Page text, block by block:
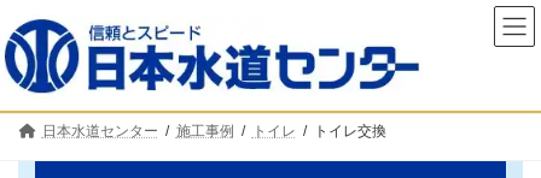
ン
テ
ン
へ
ビ
ゲ
ー
ョ
日本水道センター 施工事例 トイレ トイレ交換